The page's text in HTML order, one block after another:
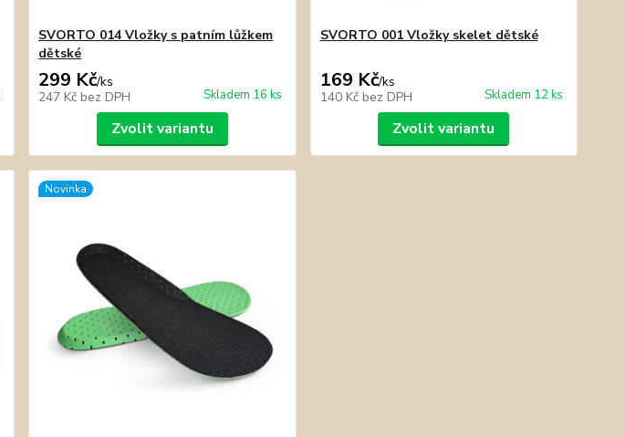
SVORTO 014 Vložky s patním lůžkem
dětské
299 Kč/ks
247 Kč bez DPH Skladem 16 ks
Zvolit variantu
SVORTO 001 Vložky skelet dětské
169 Kč/ks
140 Kč bez DPH Skladem 12 ks
Zvolit variantu
Novinka